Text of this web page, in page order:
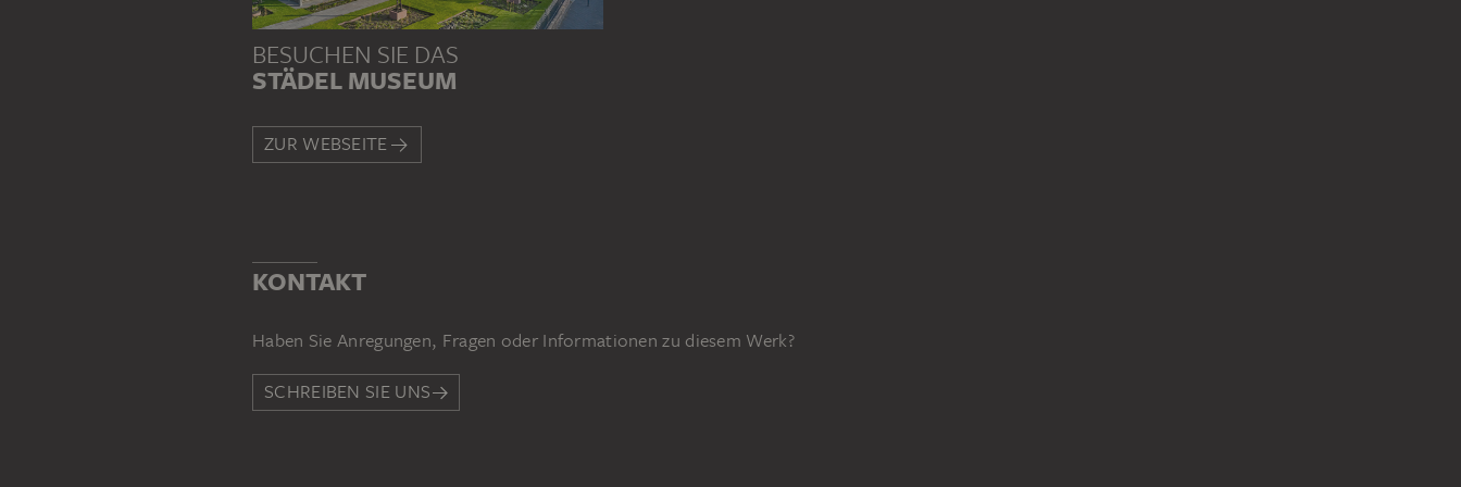
BESUCHEN SIE DAS
STÄDEL MUSEUM
ZUR WEBSEITE
KONTAKT
Haben Sie Anregungen, Fragen oder Informationen zu diesem Werk?
SCHREIBEN SIE UNS